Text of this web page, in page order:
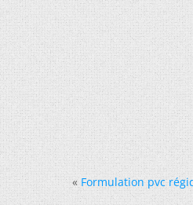
« Formulation pvc